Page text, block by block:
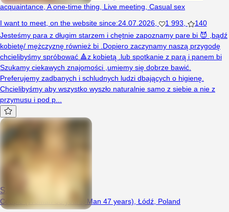
acquaintance,A one-time thing, Live meeting, Casual sex
I want to meet, on the website since:24.07.2026, 1 993,
140
Jesteśmy para z długim starzem i chętnie zapoznamy pare bi 😈 ,bądź
kobietę/ mężczyznę również bi .Dopiero zaczynamy naszą przygodę
chcielibyśmy spróbować 🔺z kobietą .lub spotkanie z parą i panem bi
Szukamy ciekawych znajomości ,umiemy się dobrze bawić.
Preferujemy zadbanych i schludnych ludzi dbających o higienę.
Chcielibyśmy aby wszystko wyszło naturalnie samo z siebie a nie z
przymusu i pod p...
SzukajacUleglych
Couple (Woman 38 years, Man 47 years), Łódź, Poland